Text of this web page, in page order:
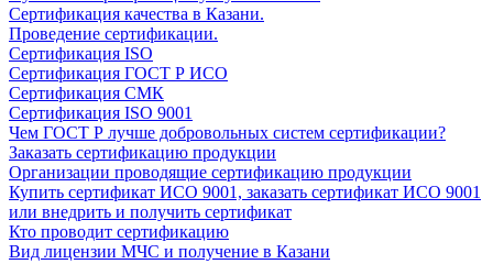
Сертификация качества в Казани.
Проведение сертификации.
Сертификация ISO
Сертификация ГОСТ Р ИСО
Сертификация СМК
Сертификация ISO 9001
Чем ГОСТ Р лучше добровольных систем сертификации?
Заказать сертификацию продукции
Организации проводящие сертификацию продукции
Купить сертификат ИСО 9001, заказать сертификат ИСО 9001
или внедрить и получить сертификат
Кто проводит сертификацию
Вид лицензии МЧС и получение в Казани